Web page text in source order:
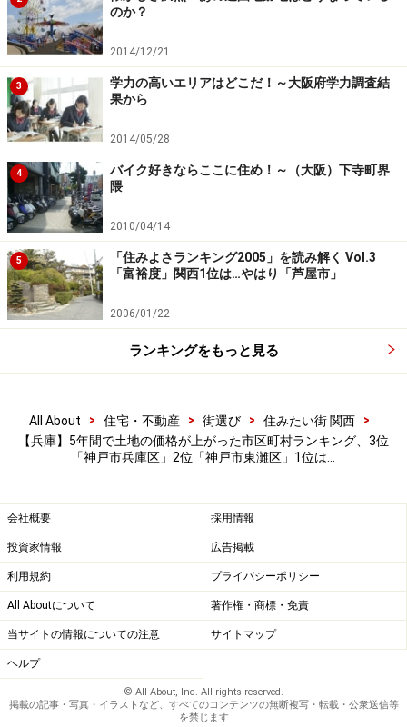
のか？
2014/12/21
3
学力の高いエリアはどこだ！～大阪府学力調査結
果から
2014/05/28
4
バイク好きならここに住め！～（大阪）下寺町界
隈
2010/04/14
5
「住みよさランキング2005」を読み解く Vol.3
「富裕度」関西1位は…やはり「芦屋市」
2006/01/22
ランキングをもっと見る
All About > 住宅・不動産 > 街選び > 住みたい街 関西
>
【兵庫】5年間で土地の価格が上がった市区町村ランキング、3位
「神戸市兵庫区」2位「神戸市東灘区」1位は…
会社概要 採用情報
投資家情報 広告掲載
利用規約 プライバシーポリシー
All Aboutについて 著作権・商標・免責
当サイトの情報についての注意 サイトマップ
ヘルプ
© All About, Inc. All rights reserved.
掲載の記事・写真・イラストなど、すべてのコンテンツの無断複写・転載・公衆送信等
を禁じます